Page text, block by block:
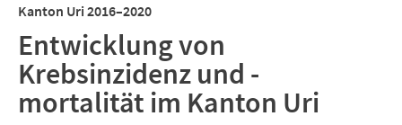
Kanton Uri 2016–2020
Entwicklung von
Krebsinzidenz und -
mortalität im Kanton Uri